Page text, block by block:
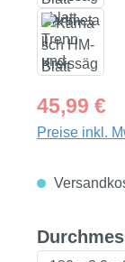
Regulärer
45,99 €
Preise inkl.